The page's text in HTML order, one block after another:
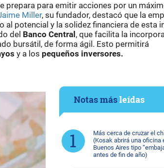
prepara para emitir acciones por un
Miller, su fundador, destacó que la
potencial y la solidez financiera de esta
del Banco Central , que facilita la
bursátil, de forma ágil. Esto permitirá
y a los pequeños inversores.
Notas másleídas
Más cerca de cruzar el
(Kosak abrirá una oficina
Buenos Aires tipo
antes de fin de año)